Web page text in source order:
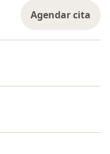
Agendar cita